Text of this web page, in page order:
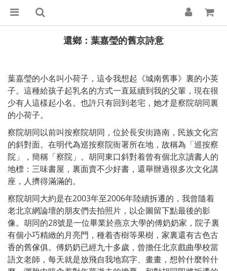
還鄉：葉嘉瑩的舊京詩意
葉嘉瑩的小名叫小荷子，這令我想起《城南舊事》裏的小英
子。這種給孩子起乳名的方式一直延續到我的父輩，現在很
少有人這樣起小名。也許只有回到老宅，她才是察院胡同裏
的小荷子。
察院胡同以前叫按察院胡同，位於長安街路南，民族文化宮
的斜對面。在明代為巡按察院衙署所在地，故稱為「巡按察
院」，簡稱「察院」。胡同東口斜對着曾有個北京讀書人的
地標：三味書屋，裏面賣不少好書，還舉辦過很多次文化講
座，人擠得滿滿的。
察院胡同大約是在2003年至2006年陸續拆遷的，我曾隨着
老北京網論壇的朋友們去拍照片，以企圖留下點最後的影
像。胡同的28號是一位畢業於燕京大學的傅奶奶家，院子裏
有個小巧精緻的月亮門，種着杏樹等果樹，家裏還有古色古
香的舊傢俱。傅奶奶已經九十多歲，曾擔任北京戲曲學校當
語文老師，每天就是放飛自我地寫字、畫畫，想幹什麼幹什